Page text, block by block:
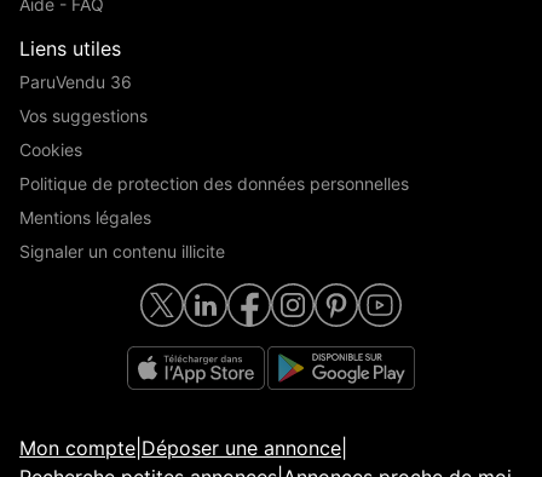
Aide - FAQ
Liens utiles
ParuVendu 36
Vos suggestions
Cookies
Politique de protection des données personnelles
Mentions légales
Signaler un contenu illicite
Mon compte Déposer une annonce